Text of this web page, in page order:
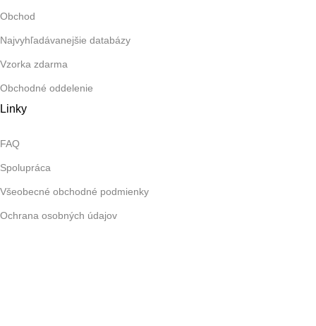
Obchod
Najvyhľadávanejšie databázy
Vzorka zdarma
Obchodné oddelenie
Linky
FAQ
Spolupráca
Všeobecné obchodné podmienky
Ochrana osobných údajov